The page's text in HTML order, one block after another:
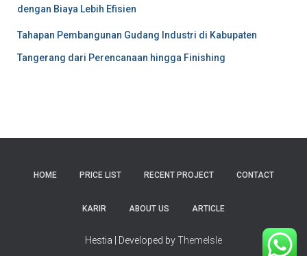
dengan Biaya Lebih Efisien
Tahapan Pembangunan Gudang Industri di Kabupaten
Tangerang dari Perencanaan hingga Finishing
HOME PRICE LIST RECENT PROJECT CONTACT
KARIR ABOUT US ARTICLE
Hestia | Developed byThemeIsle